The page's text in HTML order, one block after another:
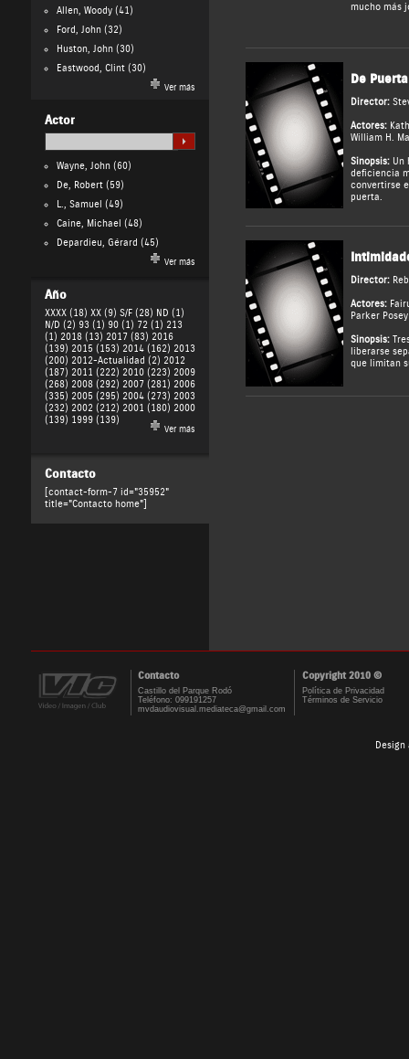
Allen, Woody(41)
Ford, John(32)
Huston, John(30)
Eastwood, Clint(30)
Ver más
Actor
Wayne, John(60)
De, Robert(59)
L., Samuel (49)
Caine, Michael (48)
Depardieu, Gérard (45)
Ver más
Año
XXXX (18) XX (9) S/F (28) ND (1)
N/D (2) 93 (1) 90 (1) 72 (1) 213
(1) 2018 (13) 2017 (83) 2016
(139) 2015 (153) 2014 (162) 2013
(200) 2012-Actualidad (2) 2012
(187) 2011 (222) 2010 (223) 2009
(268) 2008 (292) 2007 (281) 2006
(335) 2005 (295) 2004 (273) 2003
(232) 2002 (212) 2001 (180) 2000
(139) 1999 (139)
Ver más
Contacto
[contact-form-7 id="35952"
title="Contacto home"]
mucho más
De
Director:
Actores:
William H.
Sinopsis:Un
deficiencia
convertirse
puerta.
Director:
Actores:
Parker Posey
Sinopsis:
liberarse
que limitan
Contacto Copyright 2010 ©
Castillo del Parque Rodó
Teléfono: 099191257
mvdaudiovisual.mediateca@gmail.com
Política de Privacidad
Términos de Servicio